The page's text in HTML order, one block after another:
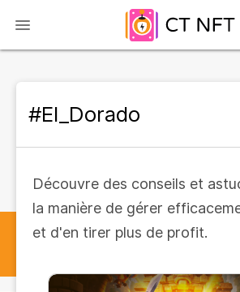
#El_Dorado
Découvre des conseils et
la manière de gérer
et d'en tirer plus de profit.